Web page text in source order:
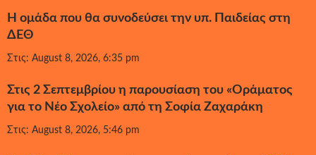
Η ομάδα που θα συνοδεύσει την υπ. Παιδείας στη
ΔΕΘ
Στις: August 8, 2026, 6:35 pm
Στις 2 Σεπτεμβρίου η παρουσίαση του «Οράματος
για το Νέο Σχολείο» από τη Σοφία Ζαχαράκη
Στις: August 8, 2026, 5:46 pm